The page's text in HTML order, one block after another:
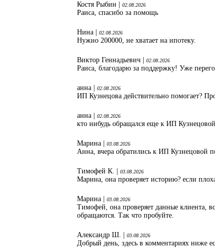
Костя Рыбин | 02.08.2026
Раиса, спасибо за помощь
Нина | 02.08.2026
Нужно 200000, не хватает на ипотеку.
Виктор Геннадьевич | 02.08.2026
Раиса, благодарю за поддержку! Уже
анна | 02.08.2026
ИП Кузнецова действительно помогает?
анна | 02.08.2026
кто нибудь обращался еще к ИП
Марина | 03.08.2026
Анна, вчера обратились к ИП Кузнецовой
Тимофей К. | 03.08.2026
Марина, она проверяет историю? если
Марина | 03.08.2026
Тимофей, она проверяет данные клиента,
обращаются. Так что пробуйте.
Александр Ш. | 03.08.2026
Добрый день, здесь в комментариях ниже